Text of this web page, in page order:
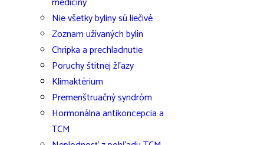
Nie všetky byliny sú liečivé
Zoznam užívaných bylín
Chrípka a prechladnutie
Poruchy štítnej žľazy
Klimaktérium
Premenštruačný syndróm
Hormonálna antikoncepcia a
TCM